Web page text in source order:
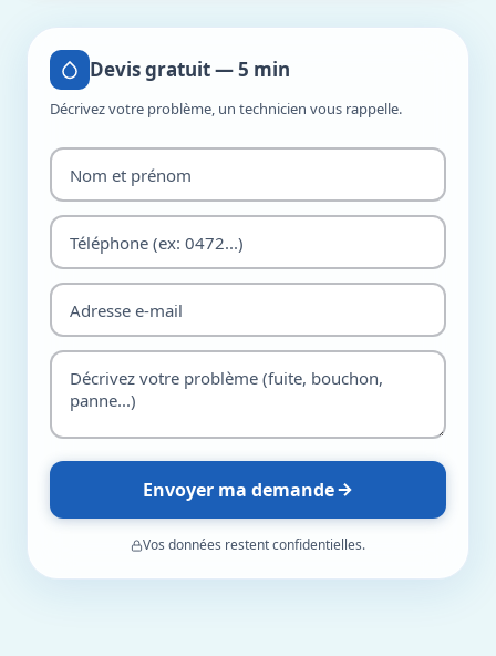
Devis gratuit — 5 min
Décrivez votre problème, un technicien vous rappelle.
Envoyer ma demande
Vos données restent confidentielles.